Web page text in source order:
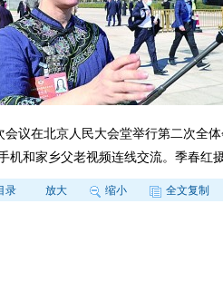
会议在北京人民大会堂举行第二次全
机和家乡父老视频连线交流。季春红
录 放大 缩小 全文复制